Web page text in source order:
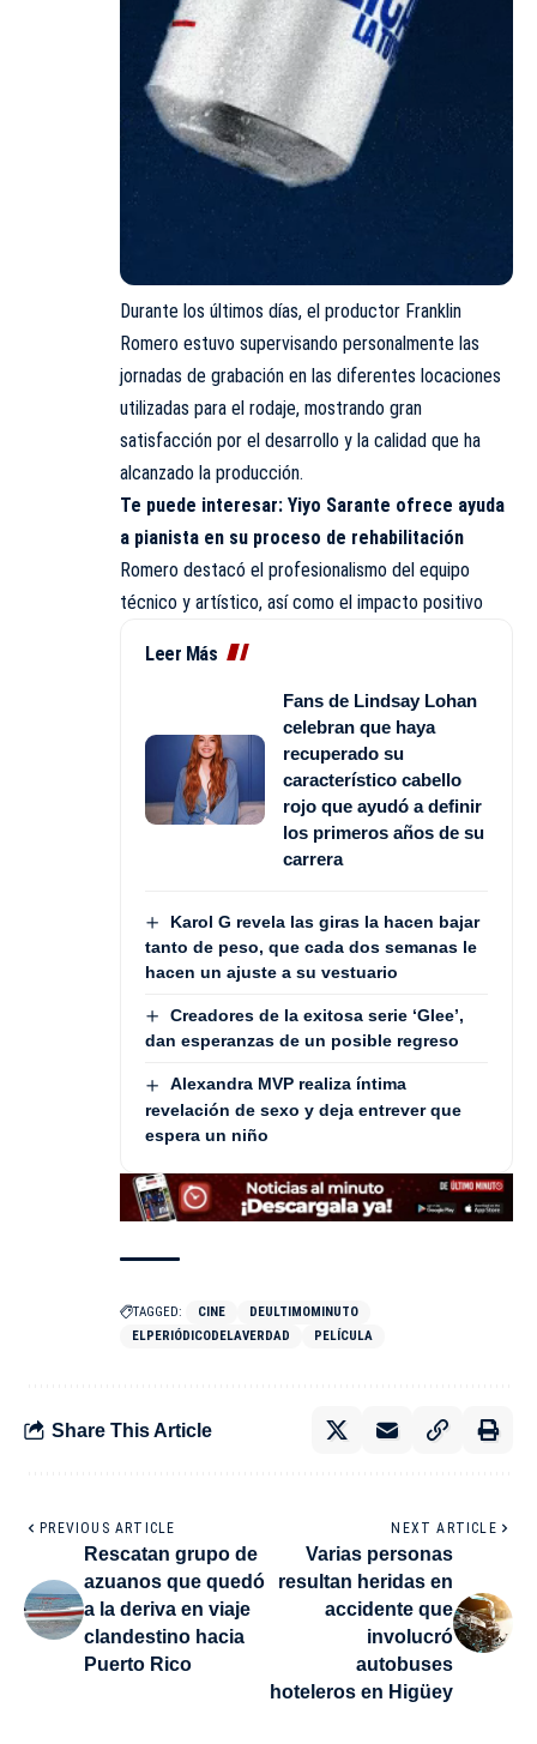
Durante los últimos días, el productor Franklin
Romero estuvo supervisando personalmente las
jornadas de grabación en las diferentes locaciones
utilizadas para el rodaje, mostrando gran
satisfacción por el desarrollo y la calidad que ha
alcanzado la producción.
Te puede interesar: Yiyo Sarante ofrece ayuda
a pianista en su proceso de rehabilitación
Romero destacó el profesionalismo del equipo
técnico y artístico, así como el impacto positivo
Leer Más
Fans de Lindsay Lohan
celebran que haya
recuperado su
característico cabello
rojo que ayudó a definir
los primeros años de su
carrera
Karol G revela las giras la hacen bajar
tanto de peso, que cada dos semanas le
hacen un ajuste a su vestuario
Creadores de la exitosa serie ‘Glee’,
dan esperanzas de un posible regreso
Alexandra MVP realiza íntima
revelación de sexo y deja entrever que
espera un niño
TAGGED: CINE
DEULTIMOMINUTO
ELPERIÓDICODELAVERDAD
PELÍCULA
Share This Article
PREVIOUS ARTICLE
Rescatan grupo de
azuanos que quedó
a la deriva en viaje
clandestino hacia
Puerto Rico
NEXT ARTICLE
Varias personas
resultan heridas en
accidente que
involucró
autobuses
hoteleros en Higüey